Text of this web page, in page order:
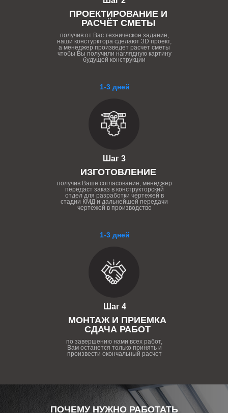
1-3 дней
Шаг 4
МОНТАЖ И ПРИЕМКА
СДАЧА РАБОТ
по завершению нами всех работ,
Вам останется только принять и
произвести окончальный расчет
1-3 дней
Шаг 3
ИЗГОТОВЛЕНИЕ
получив Ваше согласование, менеджер
передаст заказ в конструкторский
отдел для разработки чертежей в
стадии КМД и дальнейшей передачи
чертежей в производство
ПРОЕКТИРОВАНИЕ И
РАСЧЁТ СМЕТЫ
получив от Вас техническое задание,
наши констурктора сделают 3D проект,
а менеджер произведет расчет сметы
чтобы Вы получили наглядную картину
будущей конструкции
ПОЧЕМУ НУЖНО РАБОТАТЬ